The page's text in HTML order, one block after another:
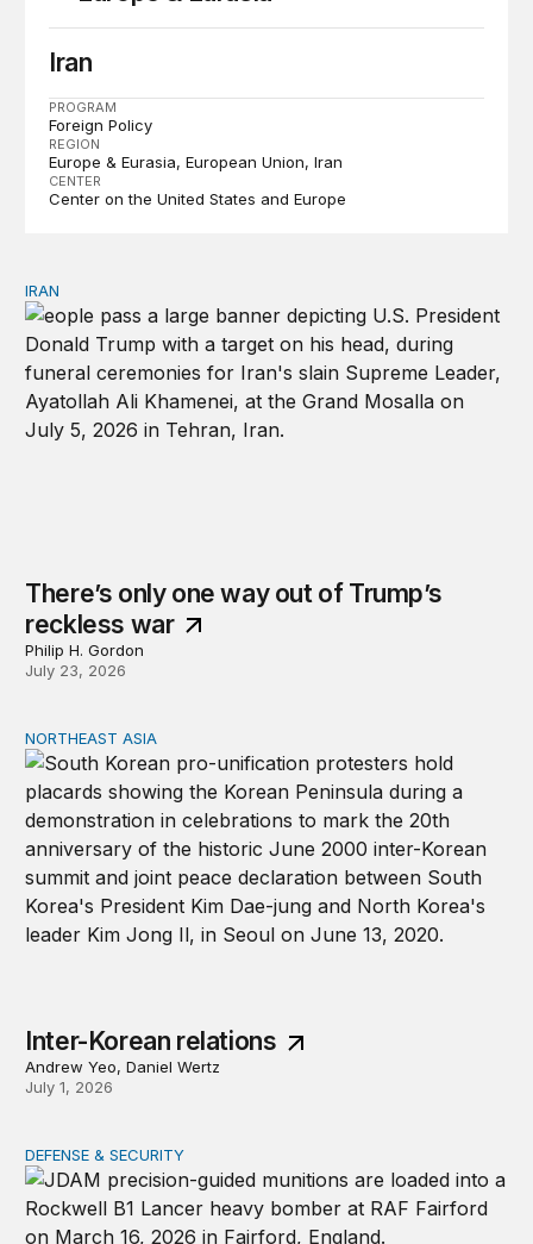
Iran
PROGRAM
Foreign Policy
REGION
Europe & Eurasia European Union Iran
CENTER
Center on the United States and Europe
There’s only one way out of Trump’s reckless war
IRAN
There’s only one way out of Trump’s
reckless war
Philip H. Gordon
July 23, 2026
Inter-Korean relations
NORTHEAST ASIA
Inter-Korean relations
Andrew Yeo, Daniel Wertz
July 1, 2026
Why lower munitions stocks won’t undercut
DEFENSE & SECURITY